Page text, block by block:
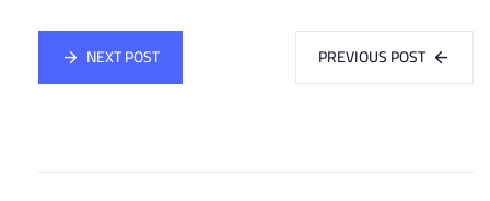
PREVIOUS POST
NEXT POST